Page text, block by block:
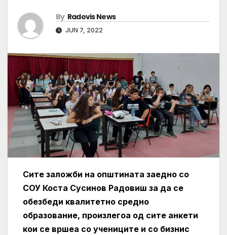
By Radovis News
JUN 7, 2022
Сите заложби на општината заедно со
СОУ Коста Сусинов Радовиш за да се
обезбеди квалитетно средно
образование, произлегоа од сите анкети
кои се вршеа со учениците и со бизнис